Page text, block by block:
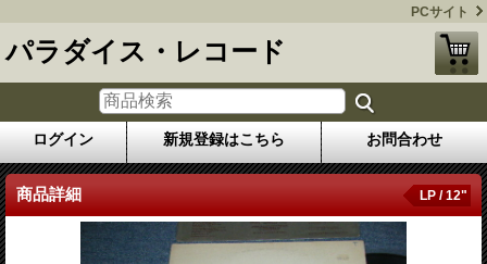
PCサイト
パラダイス・レコード
ログイン 新規登録はこちら お問合わせ
商品詳細 LP / 12"